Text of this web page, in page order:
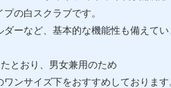
の白スクラブです。
ーなど、基本的な機能性も備えてい
とおり、男女兼用のため
ンサイズ下をおすすめしております